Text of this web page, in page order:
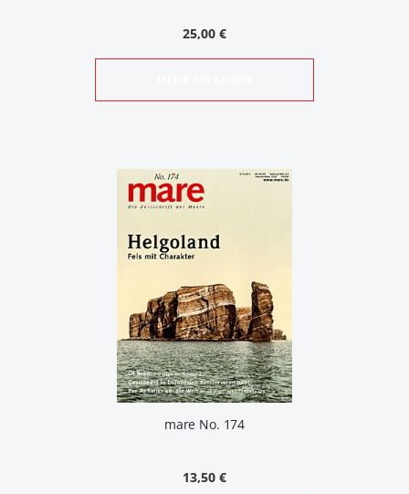
25,00 €
mare No. 174
13,50 €